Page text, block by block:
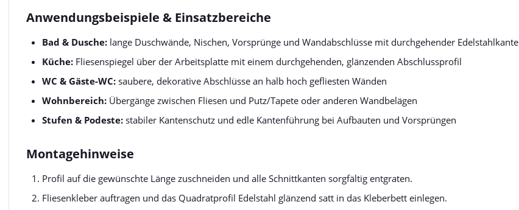
Anwendungsbeispiele & Einsatzbereiche
Bad & Dusche: lange Duschwände, Nischen, Vorsprünge und Wandabschlüsse mit durchgehender Edelstahlkante
Küche: Fliesenspiegel über der Arbeitsplatte mit einem durchgehenden, glänzenden Abschlussprofil
WC & Gäste-WC: saubere, dekorative Abschlüsse an halb hoch gefliesten Wänden
Wohnbereich: Übergänge zwischen Fliesen und Putz/Tapete oder anderen Wandbelägen
Stufen & Podeste: stabiler Kantenschutz und edle Kantenführung bei Aufbauten und Vorsprüngen
Montagehinweise
Profil auf die gewünschte Länge zuschneiden und alle Schnittkanten sorgfältig entgraten.
Fliesenkleber auftragen und das Quadratprofil Edelstahl glänzend satt in das Kleberbett einlegen.